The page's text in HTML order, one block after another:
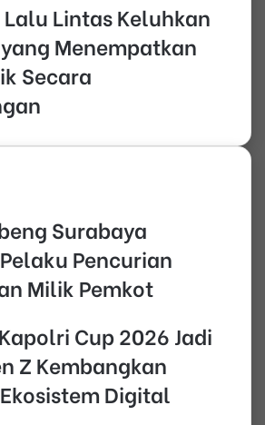
Lintas Keluhkan
yang Menempatkan
Secara
Surabaya
Pencurian
Milik Pemkot
Cup 2026 Jadi
Z Kembangkan
Digital